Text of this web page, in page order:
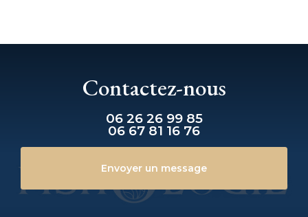
Contactez-nous
06 26 26 99 85
06 67 81 16 76
Envoyer un message